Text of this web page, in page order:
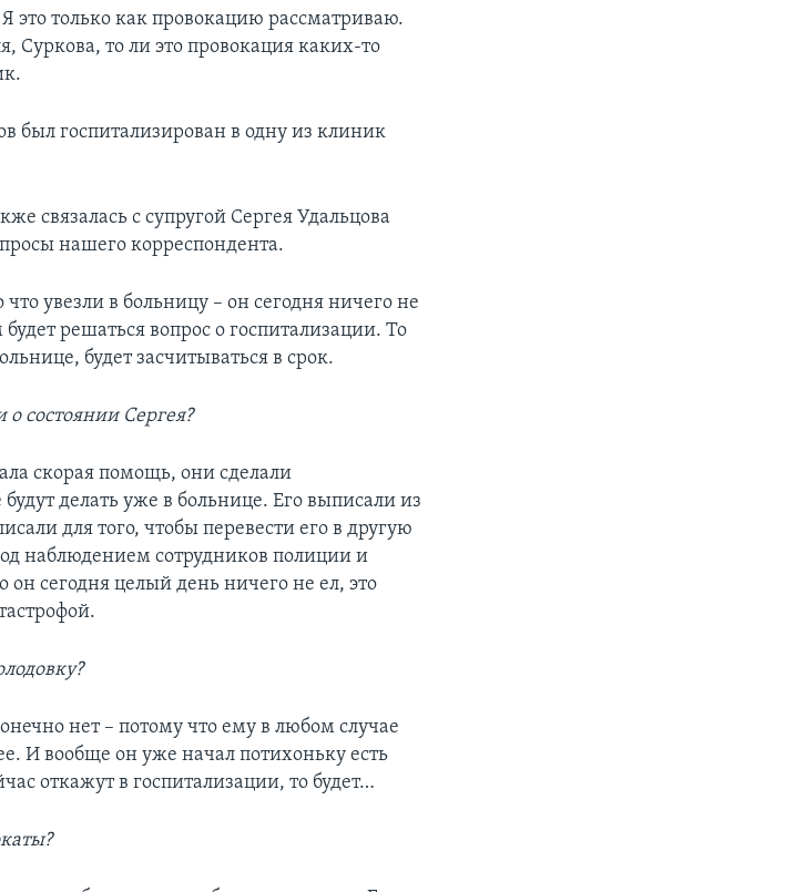
это только как провокацию рассматриваю.
Суркова, то ли это провокация каких-то
был госпитализирован в одну из клиник
связалась с супругой Сергея Удальцова
нашего корреспондента.
что увезли в больницу – он сегодня ничего не
решаться вопрос о госпитализации. То
будет засчитываться в срок.
о состоянии Сергея?
скорая помощь, они сделали
делать уже в больнице. Его выписали из
для того, чтобы перевести его в другую
наблюдением сотрудников полиции и
он сегодня целый день ничего не ел, это
нет – потому что ему в любом случае
И вообще он уже начал потихоньку есть
откажут в госпитализации, то будет…